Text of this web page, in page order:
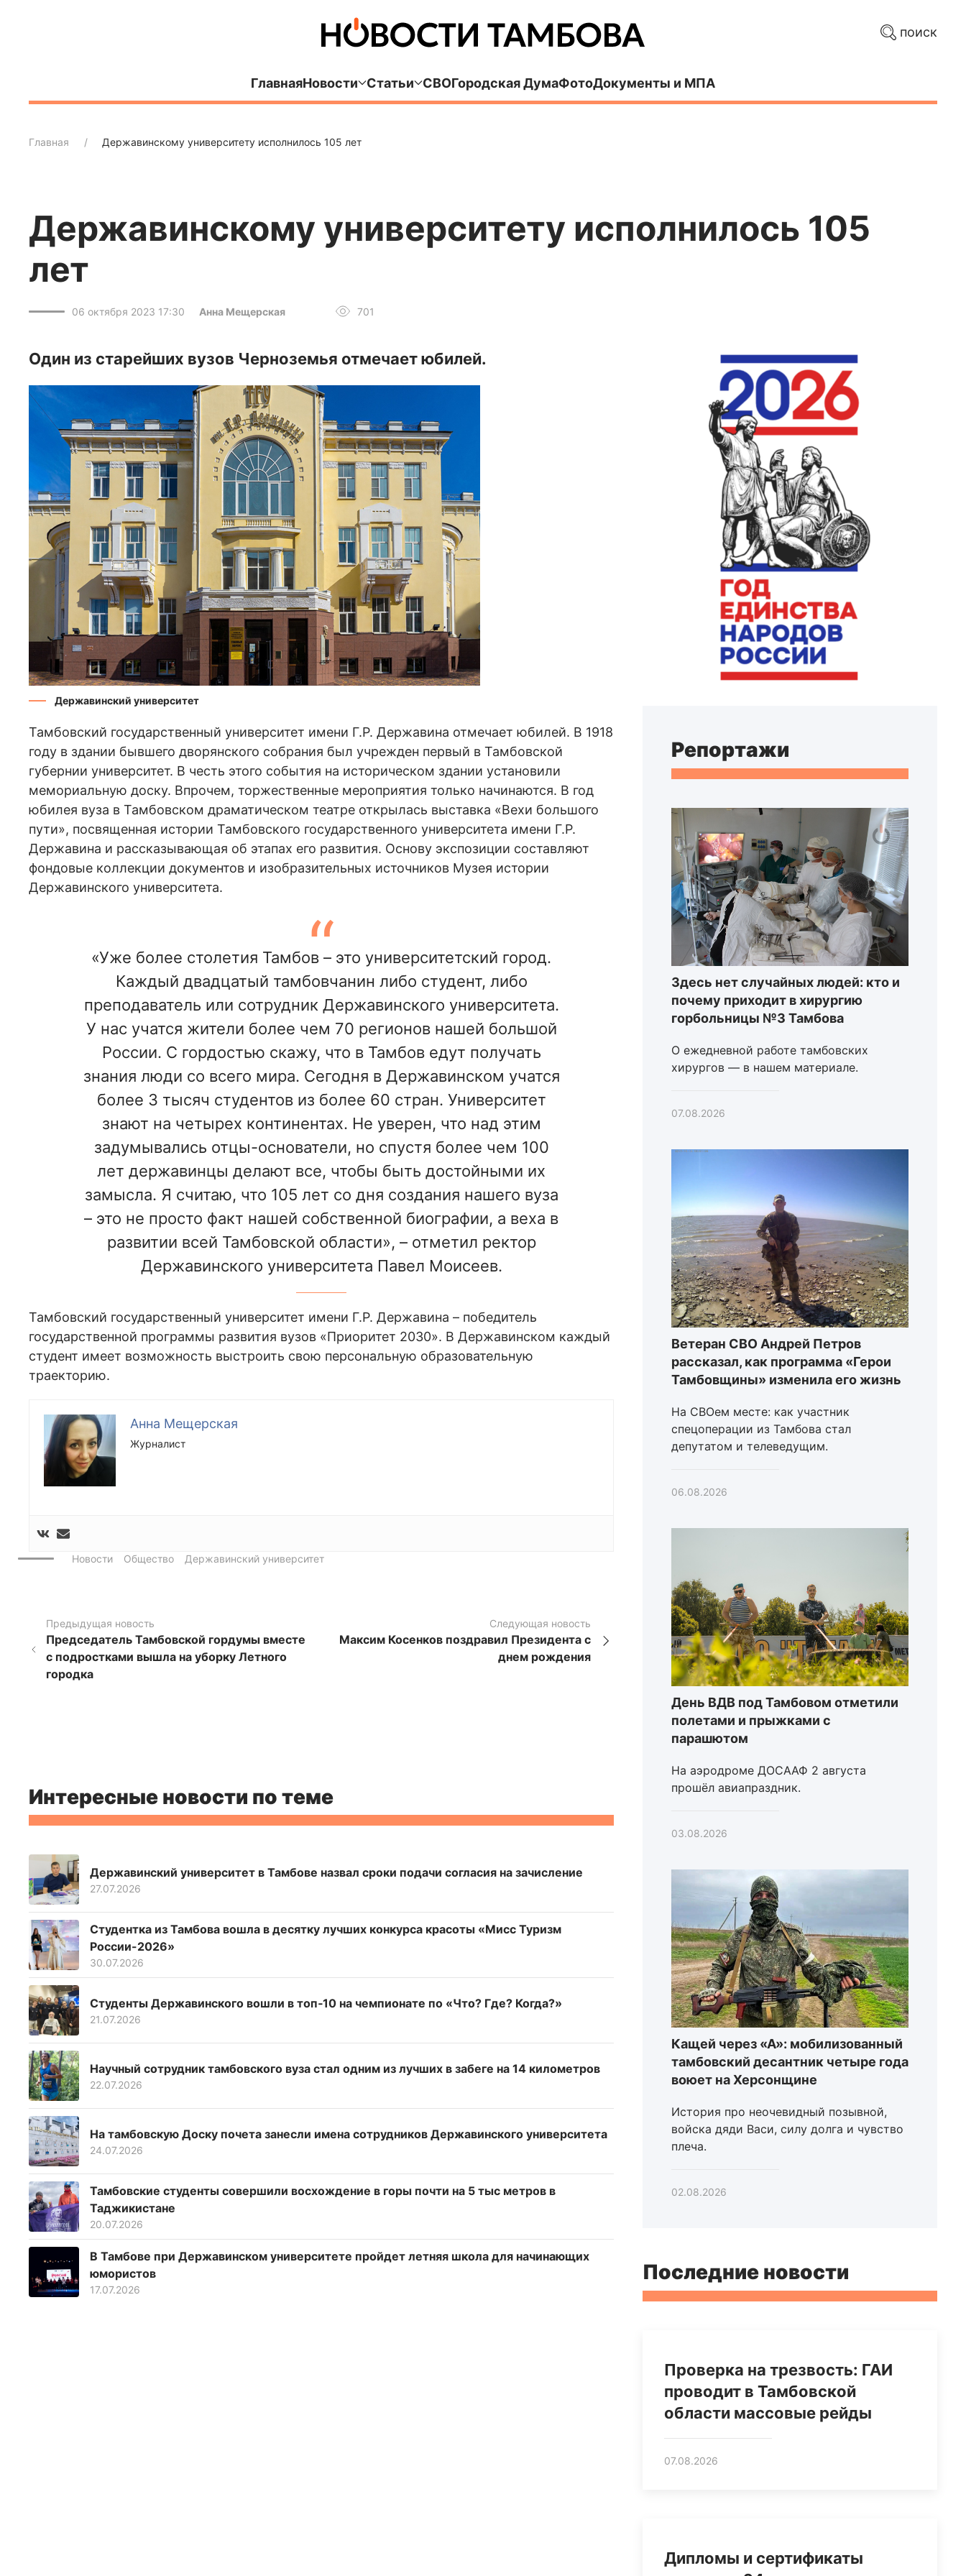
поиск
ГлавнаяНовости Статьи СВОГородская ДумаФотоДокументы и МПА
Главная Державинскому университету исполнилось 105 лет
Державинскому университету исполнилось 105
лет
06 октября 2023 17:30 Анна Мещерская 701
Один из старейших вузов Черноземья отмечает юбилей.
Державинский университет
Тамбовский государственный университет имени Г.Р. Державина отмечает юбилей. В 1918
году в здании бывшего дворянского собрания был учрежден первый в Тамбовской
губернии университет. В честь этого события на историческом здании установили
мемориальную доску. Впрочем, торжественные мероприятия только начинаются. В год
юбилея вуза в Тамбовском драматическом театре открылась выставка «Вехи большого
пути», посвященная истории Тамбовского государственного университета имени Г.Р.
Державина и рассказывающая об этапах его развития. Основу экспозиции составляют
фондовые коллекции документов и изобразительных источников Музея истории
Державинского университета.
«Уже более столетия Тамбов – это университетский город.
Каждый двадцатый тамбовчанин либо студент, либо
преподаватель или сотрудник Державинского университета.
У нас учатся жители более чем 70 регионов нашей большой
России. С гордостью скажу, что в Тамбов едут получать
знания люди со всего мира. Сегодня в Державинском учатся
более 3 тысяч студентов из более 60 стран. Университет
знают на четырех континентах. Не уверен, что над этим
задумывались отцы-основатели, но спустя более чем 100
лет державинцы делают все, чтобы быть достойными их
замысла. Я считаю, что 105 лет со дня создания нашего вуза
– это не просто факт нашей собственной биографии, а веха в
развитии всей Тамбовской области», – отметил ректор
Державинского университета Павел Моисеев.
Тамбовский государственный университет имени Г.Р. Державина – победитель
государственной программы развития вузов «Приоритет 2030». В Державинском каждый
студент имеет возможность выстроить свою персональную образовательную
траекторию.
Анна Мещерская
Журналист
Новости Общество Державинский университет
Предыдущая новость
Председатель Тамбовской гордумы вместе
с подростками вышла на уборку Летного
городка
Следующая новость
Максим Косенков поздравил Президента с
днем рождения
Интересные новости по теме
Державинский университет в Тамбове назвал сроки подачи согласия на зачисление
27.07.2026
Студентка из Тамбова вошла в десятку лучших конкурса красоты «Мисс Туризм
России-2026»
30.07.2026
Студенты Державинского вошли в топ‑10 на чемпионате по «Что? Где? Когда?»
21.07.2026
Научный сотрудник тамбовского вуза стал одним из лучших в забеге на 14 километров
22.07.2026
На тамбовскую Доску почета занесли имена сотрудников Державинского университета
24.07.2026
Тамбовские студенты совершили восхождение в горы почти на 5 тыс метров в
Таджикистане
20.07.2026
В Тамбове при Державинском университете пройдет летняя школа для начинающих
юмористов
17.07.2026
Репортажи
Здесь нет случайных людей: кто и
почему приходит в хирургию
горбольницы №3 Тамбова
О ежедневной работе тамбовских
хирургов — в нашем материале.
07.08.2026
Ветеран СВО Андрей Петров
рассказал, как программа «Герои
Тамбовщины» изменила его жизнь
На СВОем месте: как участник
спецоперации из Тамбова стал
депутатом и телеведущим.
06.08.2026
День ВДВ под Тамбовом отметили
полетами и прыжками с
парашютом
На аэродроме ДОСААФ 2 августа
прошёл авиапраздник.
03.08.2026
Кащей через «А»: мобилизованный
тамбовский десантник четыре года
воюет на Херсонщине
История про неочевидный позывной,
войска дяди Васи, силу долга и чувство
плеча.
02.08.2026
Последние новости
Проверка на трезвость: ГАИ
проводит в Тамбовской
области массовые рейды
07.08.2026
Дипломы и сертификаты